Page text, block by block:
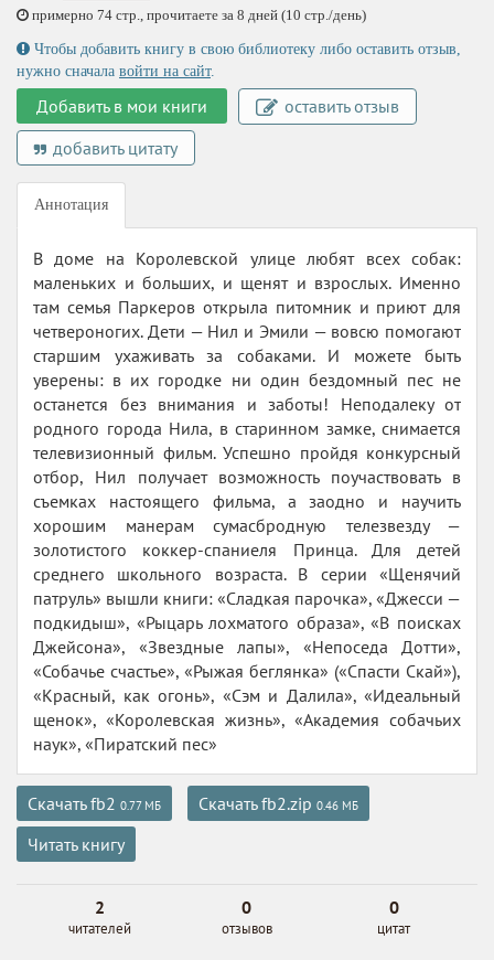
примерно 74 стр., прочитаете за 8 дней (10 стр./день)
Чтобы добавить книгу в свою библиотеку либо оставить отзыв,
нужно сначала войти на сайт.
Добавить в мои книги
оставить отзыв
добавить цитату
Аннотация
В доме на Королевской улице любят всех собак:
маленьких и больших, и щенят и взрослых. Именно
там семья Паркеров открыла питомник и приют для
четвероногих. Дети — Нил и Эмили — вовсю помогают
старшим ухаживать за собаками. И можете быть
уверены: в их городке ни один бездомный пес не
останется без внимания и заботы! Неподалеку от
родного города Нила, в старинном замке, снимается
телевизионный фильм. Успешно пройдя конкурсный
отбор, Нил получает возможность поучаствовать в
съемках настоящего фильма, а заодно и научить
хорошим манерам сумасбродную телезвезду —
золотистого коккер-спаниеля Принца. Для детей
среднего школьного возраста. В серии «Щенячий
патруль» вышли книги: «Сладкая парочка», «Джесси —
подкидыш», «Рыцарь лохматого образа», «В поисках
Джейсона», «Звездные лапы», «Непоседа Дотти»,
«Собачье счастье», «Рыжая беглянка» («Спасти Скай»),
«Красный, как огонь», «Сэм и Далила», «Идеальный
щенок», «Королевская жизнь», «Академия собачьих
наук», «Пиратский пес»
Скачать fb2 0.77 МБ Скачать fb2.zip 0.46 МБ
Читать книгу
2
читателей
0
отзывов
0
цитат